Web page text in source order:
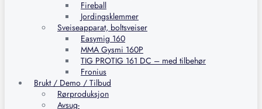
Fireball
Jordingsklemmer
Sveiseapparat, boltsveiser
Easymig 160
MMA Gysmi 160P
TIG PROTIG 161 DC – med tilbehør
Fronius
Brukt / Demo / Tilbud
Rørproduksjon
Avsug-